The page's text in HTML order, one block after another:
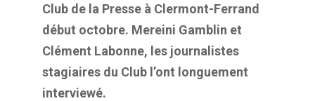
Club de la Presse à Clermont-Ferrand
début octobre. Mereini Gamblin et
Clément Labonne, les journalistes
stagiaires du Club l’ont longuement
interviewé.